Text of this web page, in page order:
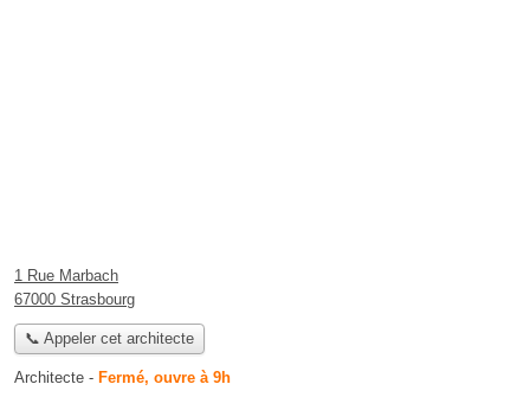
1 Rue Marbach
67000 Strasbourg
📞 Appeler cet architecte
Architecte - Fermé, ouvre à 9h